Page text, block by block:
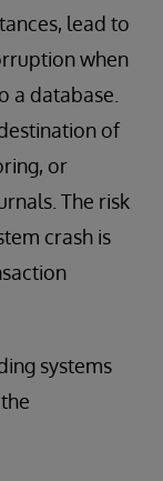
lead to
when
a database.
of
or
The risk
crash is
systems